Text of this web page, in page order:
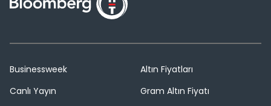
Businessweek
Canlı Yayın
Altın Fiyatları
Gram Altın Fiyatı